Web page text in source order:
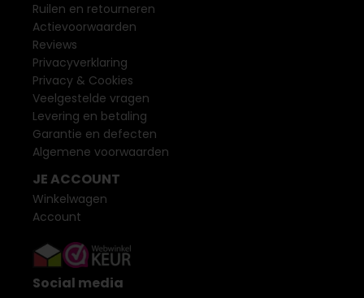
Ruilen en retourneren
Actievoorwaarden
Reviews
Privacyverklaring
Privacy & Cookies
Veelgestelde vragen
Levering en betaling
Garantie en defecten
Algemene voorwaarden
JE ACCOUNT
Winkelwagen
Account
Social media